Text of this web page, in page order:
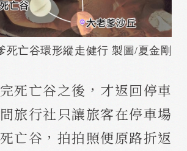
死亡谷環形縱走健行 製圖/夏金剛
死亡谷之後，才返回停車
旅行社只讓旅客在停車場
亡谷，拍拍照便原路折返